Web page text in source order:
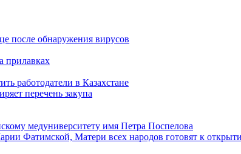
после обнаружения вирусов
прилавках
работодатели в Казахстане
перечень закупа
медуниверситету имя Петра Поспелова
Фатимской, Матери всех народов готовят к